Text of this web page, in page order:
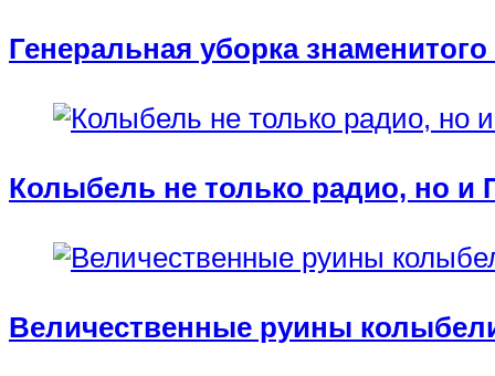
Генеральная уборка
Колыбель не только радио, но и
Величественные руины